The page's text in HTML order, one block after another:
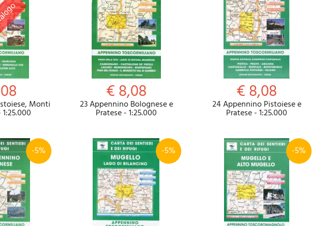
Monti
€ 8,08
23 Appennino Bolognese e
Pratese - 1:25.000
€ 8,08
24 Appennino Pistoiese e
Pratese - 1:25.000
-5% -5% -5%